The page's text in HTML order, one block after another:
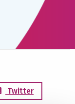
Twitter